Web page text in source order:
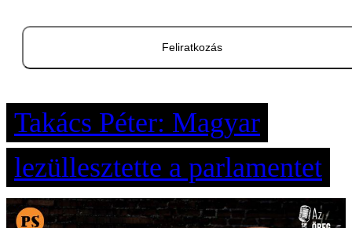
Feliratkozás
Takács Péter: Magyar
lezüllesztette a parlamentet